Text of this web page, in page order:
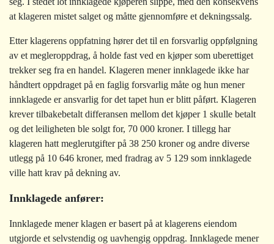
at klageren mistet salget og måtte gjennomføre et dekningssalg.
Etter klagerens oppfatning hører det til en forsvarlig oppfølgning
av et megleroppdrag, å holde fast ved en kjøper som uberettiget
trekker seg fra en handel. Klageren mener innklagede ikke har
håndtert oppdraget på en faglig forsvarlig måte og hun mener
innklagede er ansvarlig for det tapet hun er blitt påført. Klageren
krever tilbakebetalt differansen mellom det kjøper 1 skulle betalt
og det leiligheten ble solgt for, 70 000 kroner. I tillegg har
klageren hatt meglerutgifter på 38 250 kroner og andre diverse
utlegg på 10 646 kroner, med fradrag av 5 129 som innklagede
ville hatt krav på dekning av.
Innklagede anfører:
Innklagede mener klagen er basert på at klagerens eiendom
utgjorde et selvstendig og uavhengig oppdrag. Innklagede mener